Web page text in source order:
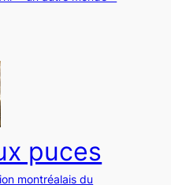
puces
montréalais du